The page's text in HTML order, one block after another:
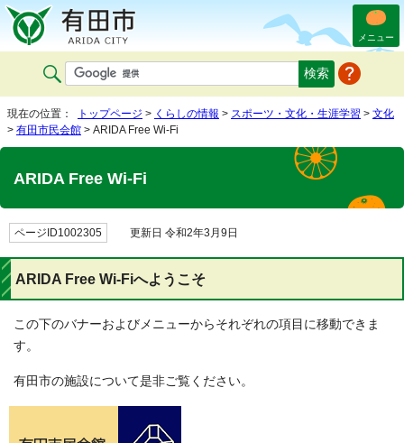
メニュー
現在の位置： トップページ > くらしの情報 > スポーツ・文化・生涯学習 > 文化
> 有田市民会館 > ARIDA Free Wi-Fi
ARIDA Free Wi-Fi
ページID1002305 更新日 令和2年3月9日
ARIDA Free Wi-Fiへようこそ
この下のバナーおよびメニューからそれぞれの項目に移動できま
す。
有田市の施設について是非ご覧ください。